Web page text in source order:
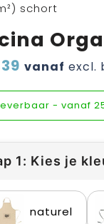
schort
vanaf excl.
- vanaf
1: Kies je
naturel